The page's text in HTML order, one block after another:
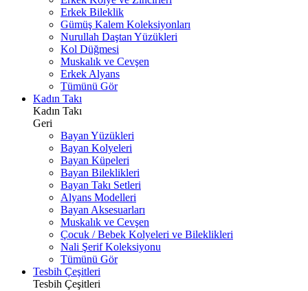
Erkek Bileklik
Gümüş Kalem Koleksiyonları
Nurullah Daştan Yüzükleri
Kol Düğmesi
Muskalık ve Cevşen
Erkek Alyans
Tümünü Gör
Kadın Takı
Kadın Takı
Geri
Bayan Yüzükleri
Bayan Kolyeleri
Bayan Küpeleri
Bayan Bileklikleri
Bayan Takı Setleri
Alyans Modelleri
Bayan Aksesuarları
Muskalık ve Cevşen
Çocuk / Bebek Kolyeleri ve Bileklikleri
Nali Şerif Koleksiyonu
Tümünü Gör
Tesbih Çeşitleri
Tesbih Çeşitleri